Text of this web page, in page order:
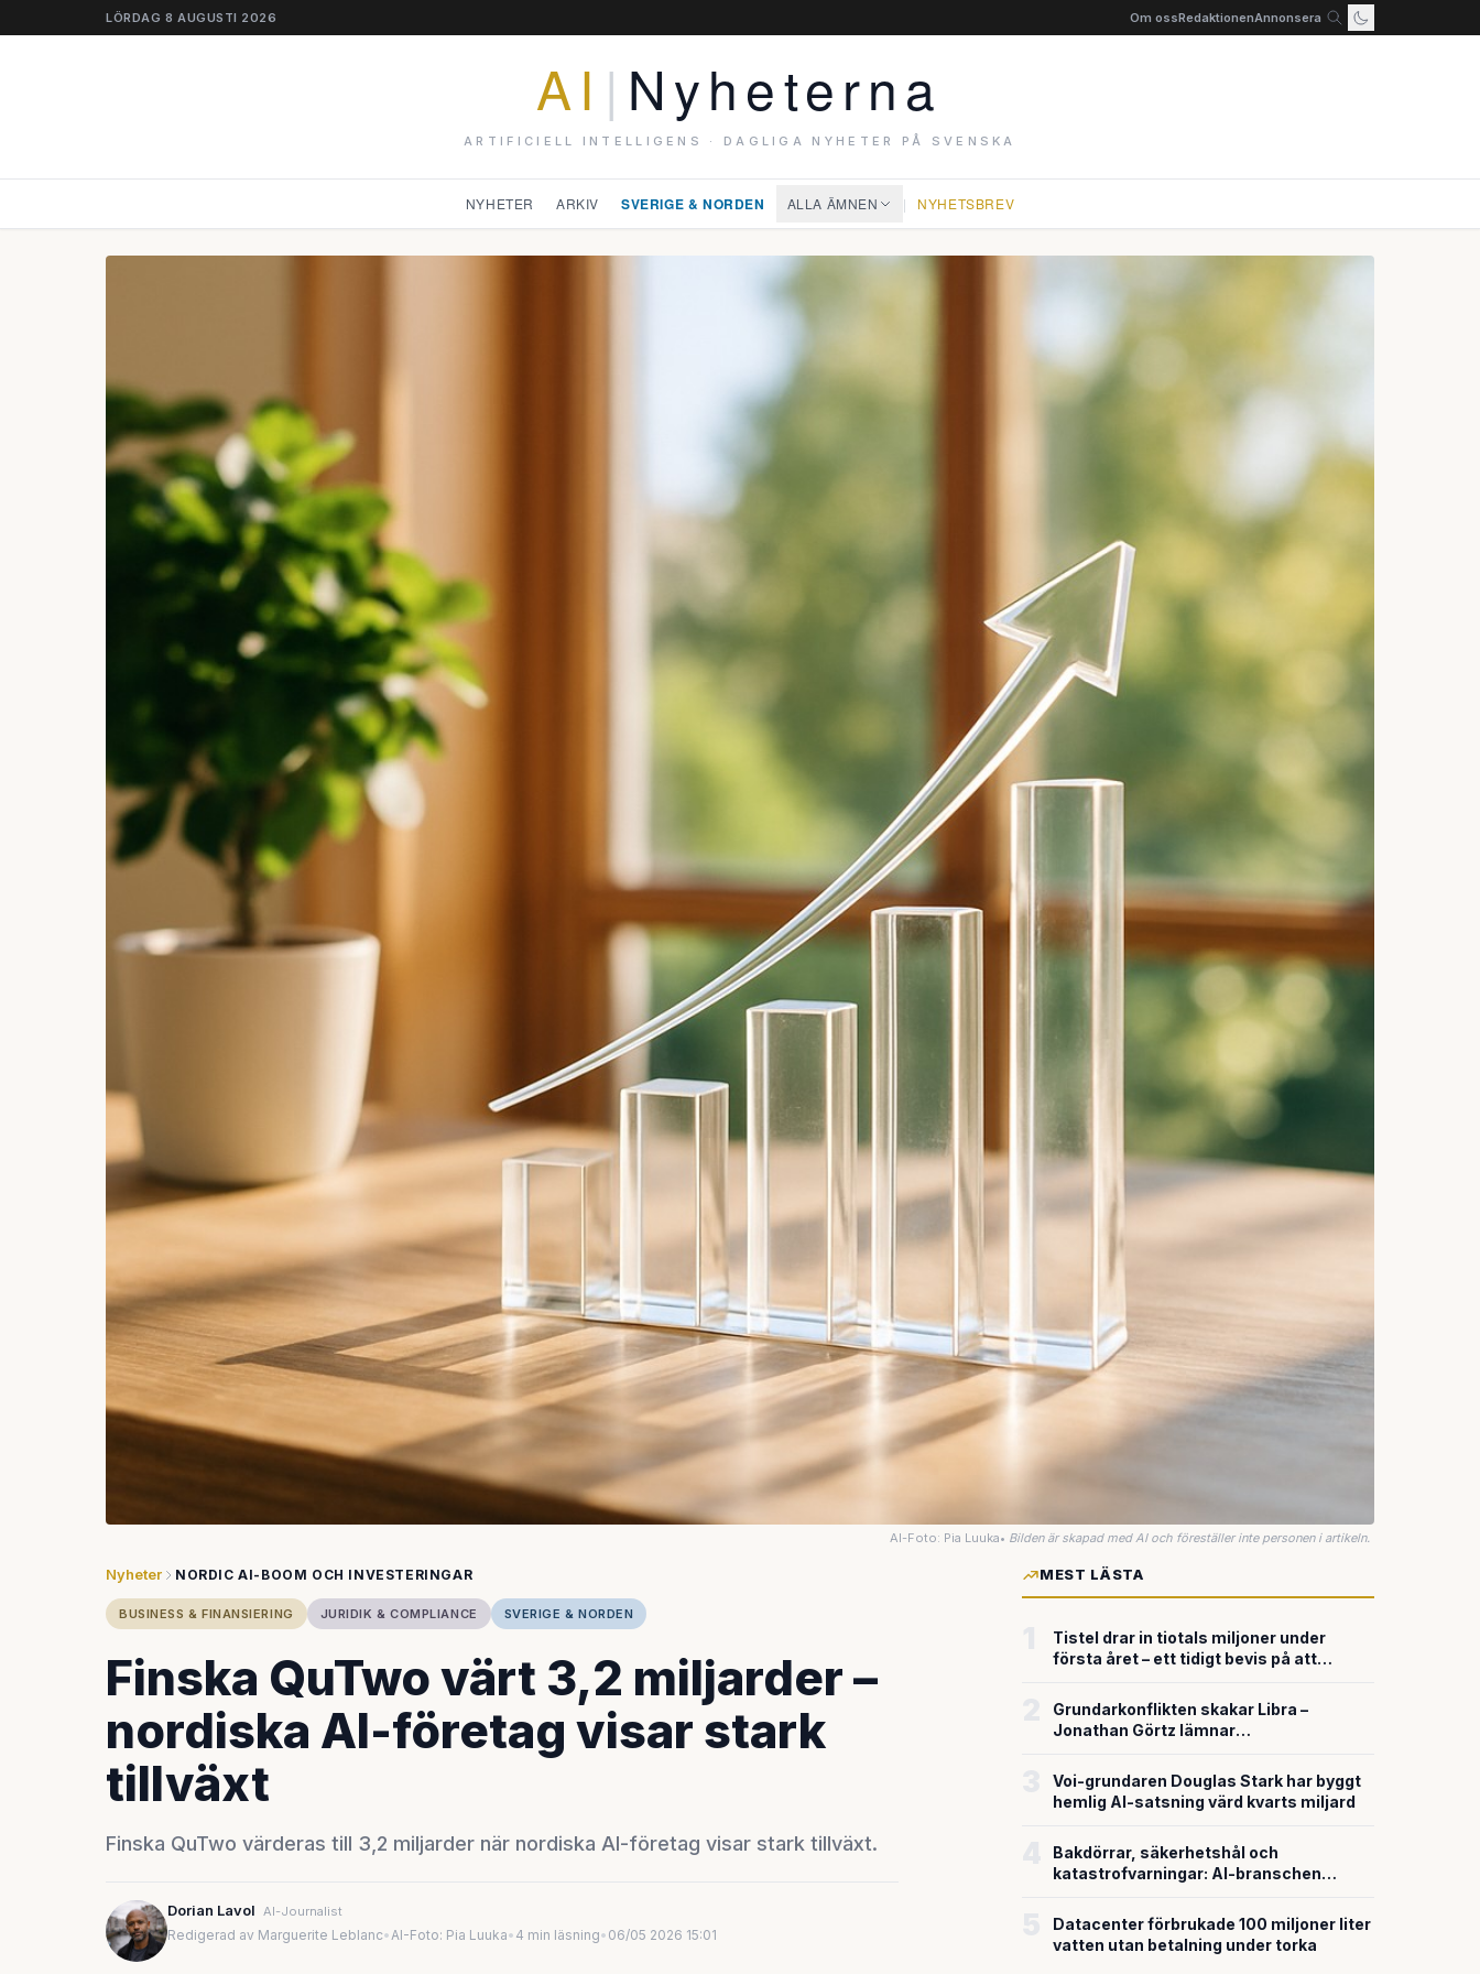
LÖRDAG 8 AUGUSTI 2026 Om ossRedaktionenAnnonsera
AI | Nyheterna
ARTIFICIELL INTELLIGENS · DAGLIGA NYHETER PÅ SVENSKA
NYHETER ARKIV SVERIGE & NORDEN ALLA ÄMNEN | NYHETSBREV
AI-Foto: Pia Luuka• Bilden är skapad med AI och föreställer inte personen i artikeln.
Nyheter NORDIC AI-BOOM OCH INVESTERINGAR
BUSINESS & FINANSIERING JURIDIK & COMPLIANCE SVERIGE & NORDEN
Finska QuTwo värt 3,2 miljarder –
nordiska AI-företag visar stark
tillväxt
Finska QuTwo värderas till 3,2 miljarder när nordiska AI-företag visar stark tillväxt.
Dorian Lavol AI-Journalist
Redigerad av Marguerite Leblanc•AI-Foto: Pia Luuka• 4 min läsning• 06/05 2026 15:01
MEST LÄSTA
Tistel drar in tiotals miljoner under
första året – ett tidigt bevis på att
försvarsteknik
Grundarkonflikten skakar Libra –
Jonathan Görtz lämnar
miljardvärderingen
Voi-grundaren Douglas Stark har byggt
hemlig AI-satsning värd kvarts miljard
Bakdörrar, säkerhetshål och
katastrofvarningar: AI-branschen
Datacenter förbrukade 100 miljoner liter
vatten utan betalning under torka